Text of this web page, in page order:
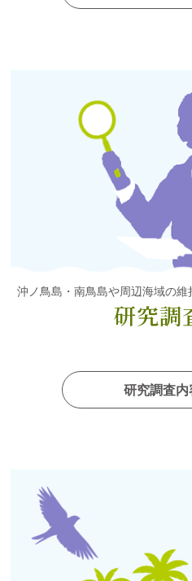
沖ノ鳥島・南鳥島や周辺海域の
研究調
研究調査